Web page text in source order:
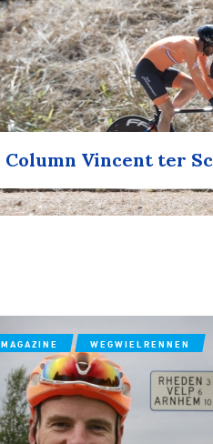
Column Vincent ter
MAGAZINE WEGWIELRENNEN